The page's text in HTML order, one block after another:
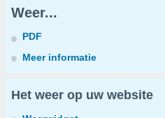
Weer...
PDF
Meer informatie
Het weer op uw website